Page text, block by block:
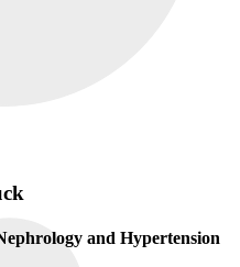
and Hypertension